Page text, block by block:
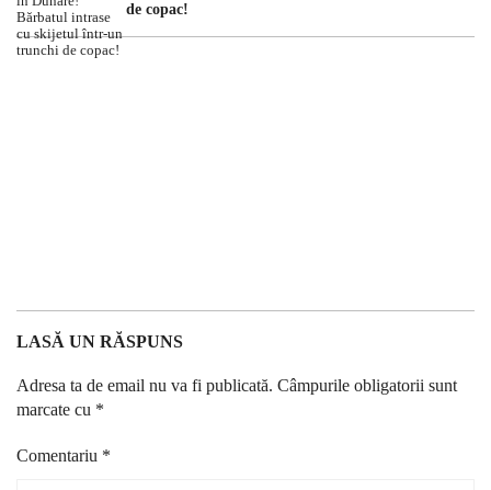
de copac!
LASĂ UN RĂSPUNS
Adresa ta de email nu va fi publicată. Câmpurile obligatorii sunt
marcate cu *
Comentariu *